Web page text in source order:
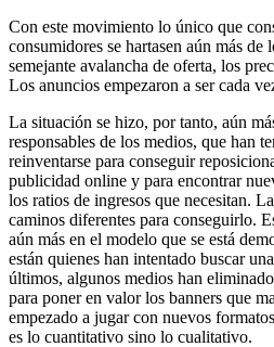
Con este movimiento lo único que
consumidores se hartasen aún más de
semejante avalancha de oferta, los
Los anuncios empezaron a ser cada
La situación se hizo, por tanto, aún
responsables de los medios, que han
reinventarse para conseguir
publicidad online y para encontrar
los ratios de ingresos que necesitan.
caminos diferentes para conseguirlo.
aún más en el modelo que se está
están quienes han intentado buscar
últimos, algunos medios han
para poner en valor los banners que
empezado a jugar con nuevos
es lo cuantitativo sino lo cualitativo.